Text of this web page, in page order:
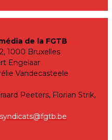
de la FGTB
1000 Bruxelles
Engelaar
Vandecasteele
Peeters, Florian Strik,
syndicats@fgtb.be